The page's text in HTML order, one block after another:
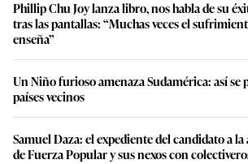
Phillip Chu Joy lanza libro, nos habla de su
tras las pantallas: “Muchas veces el
enseña”
Un Niño furioso amenaza Sudamérica: así se
países vecinos
Samuel Daza: el expediente del candidato a
de Fuerza Popular y sus nexos con